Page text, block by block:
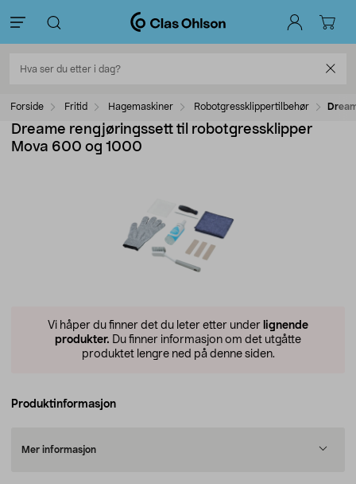
Forside Fritid Hagemaskiner Robotgressklippertilbehør
Dreame rengjøringssett til robotgressklipper
Mova 600 og 1000
Vi håper du finner det du leter etter under lignende
produkter. Du finner informasjon om det utgåtte
produktet lengre ned på denne siden.
Produktinformasjon
Mer informasjon